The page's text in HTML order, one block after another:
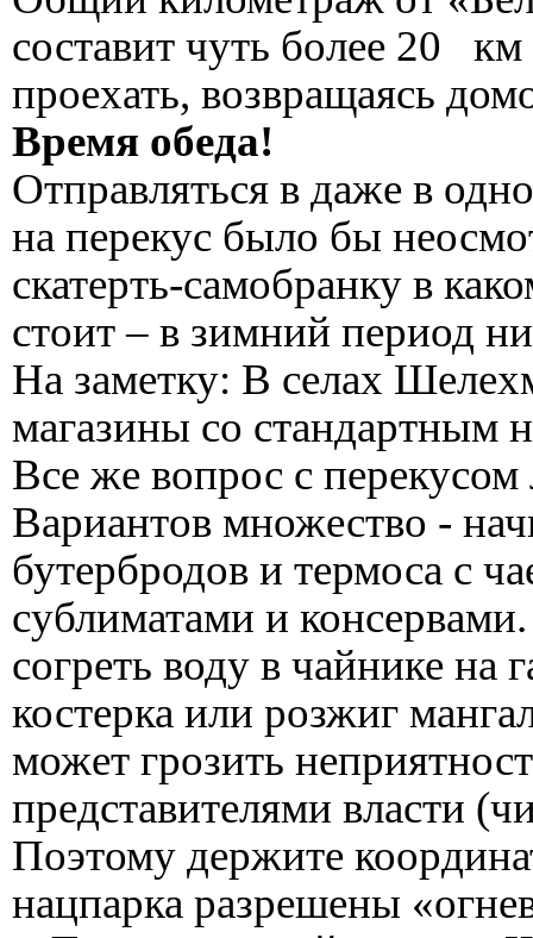
составит чуть более 20
проехать, возвращаясь
Время обеда!
Отправляться в даже в
на перекус было бы
скатерть-самобранку в
стоит – в зимний период
На заметку: В селах
магазины со стандартным
Все же вопрос с
Вариантов множество -
бутербродов и термоса с
сублиматами и
согреть воду в чайнике на
костерка или розжиг
может грозить
представителями власти
Поэтому держите
нацпарка разрешены